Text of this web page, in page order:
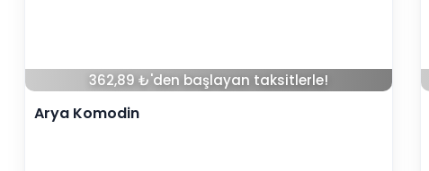
362,89 ₺'den başlayan taksitlerle!
Arya Komodin